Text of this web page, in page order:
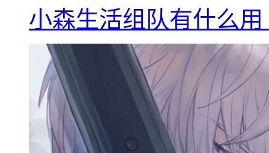
小森生活组队有什么